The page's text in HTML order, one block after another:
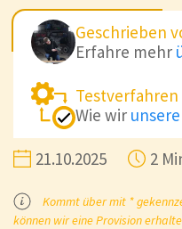
Geschrieben
Erfahre mehr
Testverfahren
Wie wir
21.10.2025 2
Kommt über mit *
können wir eine Provision